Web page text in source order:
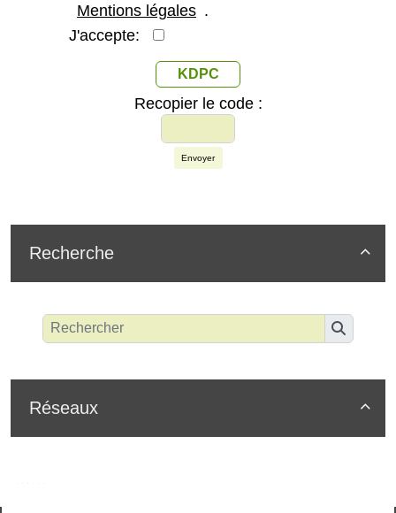
Mentions légales .
J'accepte:
KDPC
Recopier le code :
Envoyer

Recherche

Réseaux